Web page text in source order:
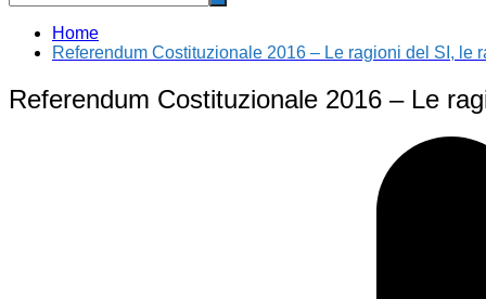
Home
Referendum Costituzionale 2016 – Le ragioni del SI, le
Referendum Costituzionale 2016 – Le